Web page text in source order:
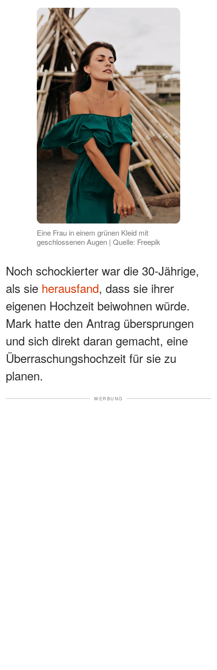
Eine Frau in einem grünen Kleid mit
geschlossenen Augen | Quelle: Freepik
Noch schockierter war die 30-Jährige,
als sie herausfand, dass sie ihrer
eigenen Hochzeit beiwohnen würde.
Mark hatte den Antrag übersprungen
und sich direkt daran gemacht, eine
Überraschungshochzeit für sie zu
planen.
WERBUNG